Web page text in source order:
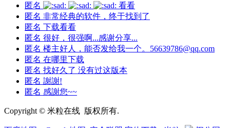
匿名
看看
匿名 非常经典的软件，终于找到了
匿名 下载看看
匿名 很好，很强啊...感谢分享...
匿名 楼主好人，能否发给我一个。56639786@qq.com
匿名 在哪里下载
匿名 找好久了 没有过这版本
匿名 謝謝!
匿名 感謝您~~
Copyright © 米粒在线 版权所有.